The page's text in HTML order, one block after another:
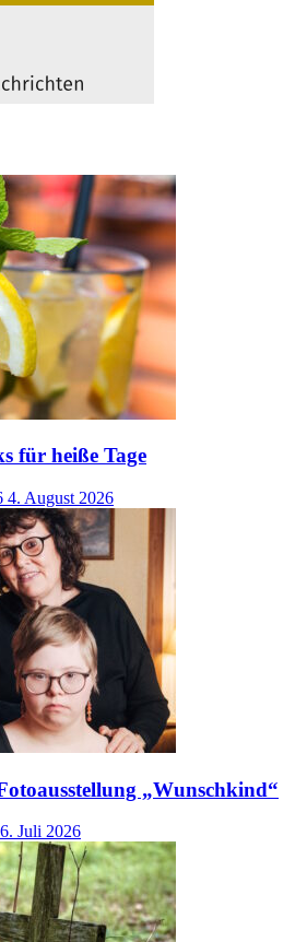
für heiße Tage
4. August 2026
„Wunschkind“
Juli 2026